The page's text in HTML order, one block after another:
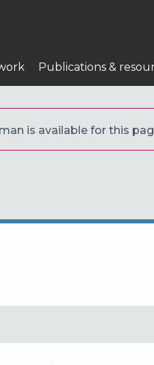
Publications &
is available for this